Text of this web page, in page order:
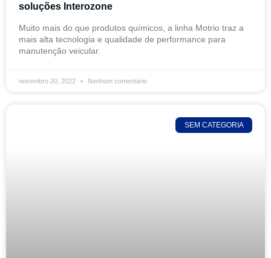
soluções Interozone
Muito mais do que produtos químicos, a linha Motrio traz a
mais alta tecnologia e qualidade de performance para
manutenção veicular.
novembro 20, 2022 Nenhum comentário
SEM CATEGORIA